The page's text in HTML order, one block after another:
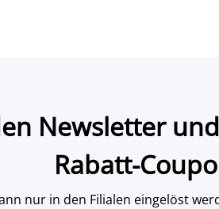
Newsletter
Rabatt-
nur in den Filialen eingelöst